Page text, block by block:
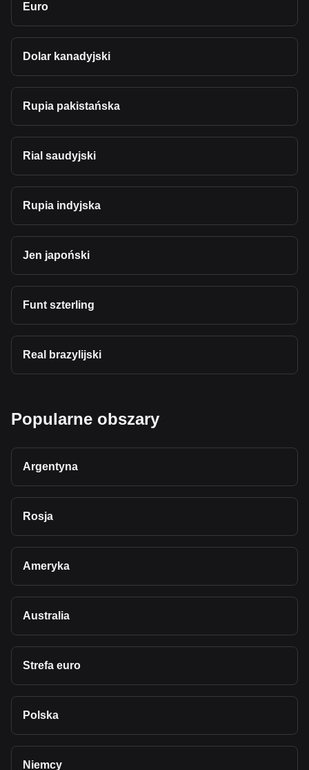
Euro
Dolar kanadyjski
Rupia pakistańska
Rial saudyjski
Rupia indyjska
Jen japoński
Funt szterling
Real brazylijski
Popularne obszary
Argentyna
Rosja
Ameryka
Australia
Strefa euro
Polska
Niemcy